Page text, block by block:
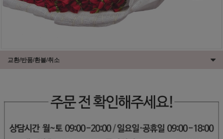
교환/반품/환불/취소